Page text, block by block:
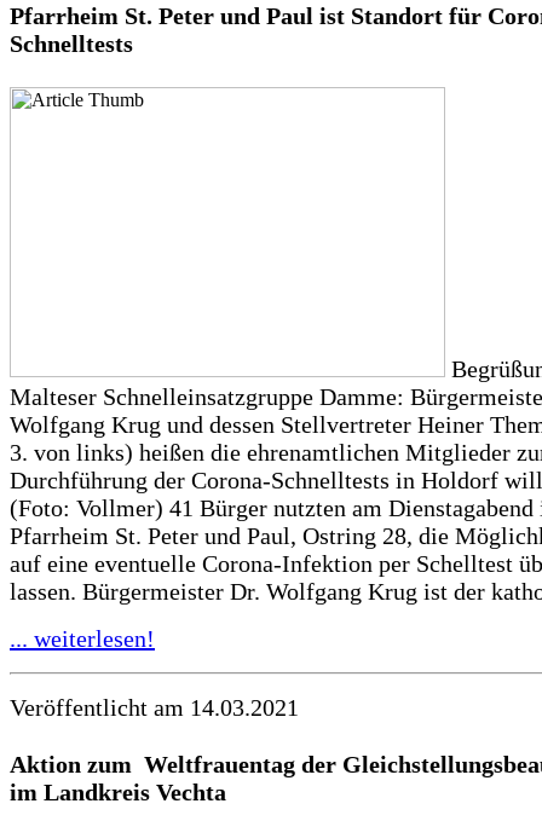
Pfarrheim St. Peter und Paul ist Standort für
Schnelltests
Malteser Schnelleinsatzgruppe Damme:
Wolfgang Krug und dessen Stellvertreter Heiner
3. von links) heißen die ehrenamtlichen Mitglieder
Durchführung der Corona-Schnelltests in Holdorf
(Foto: Vollmer) 41 Bürger nutzten am Dienstagabend
Pfarrheim St. Peter und Paul, Ostring 28, die
auf eine eventuelle Corona-Infektion per Schelltest
lassen. Bürgermeister Dr. Wolfgang Krug ist der
... weiterlesen!
Veröffentlicht am 14.03.2021
Aktion zum Weltfrauentag der
im Landkreis Vechta